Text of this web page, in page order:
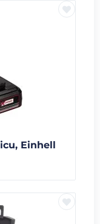
Einhell